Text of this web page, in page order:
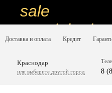
sale
special price
ну очень
Доставка и оплата Кредит
Краснодар
или выберите другой город 8